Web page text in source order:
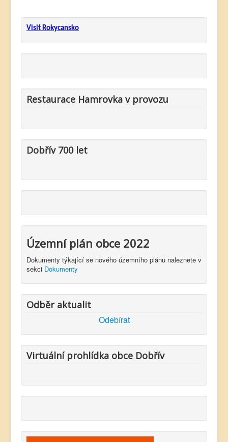
Visit Rokycansko
Restaurace Hamrovka v provozu
Dobřív 700 let
Územní plán obce 2022
Dokumenty týkající se nového územního plánu naleznete v
sekci Dokumenty
Odběr aktualit
Odebírat
Virtuální prohlídka obce Dobřív